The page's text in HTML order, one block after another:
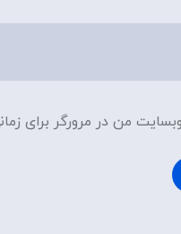
من در مرورگر برای